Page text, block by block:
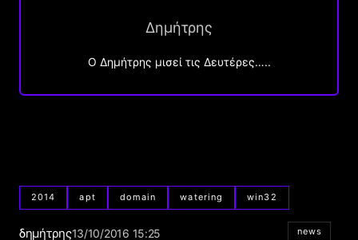
Δημήτρης
O Δημήτρης μισεί τις Δευτέρες…..
2014 apt domain watering win32
δημήτρης13/10/2016 15:25 news